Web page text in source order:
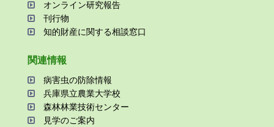
オンライン研究報告
刊⾏物
知的財産に関する相談窓⼝
関連情報
病害⾍の防除情報
兵庫県⽴農業⼤学校
森林林業技術センター
⾒学のご案内